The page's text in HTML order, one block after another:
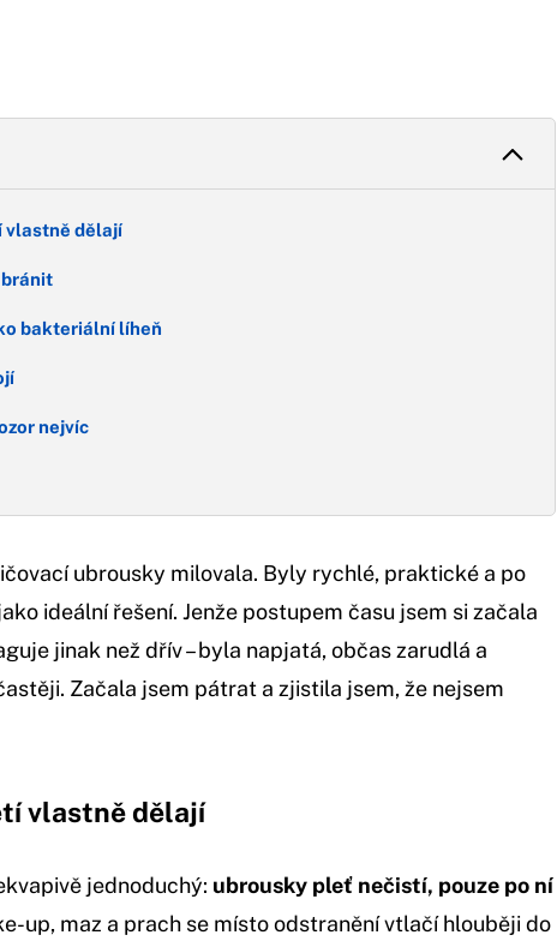
vlastně dělají
bránit
bakteriální líheň
nejvíc
ubrousky milovala. Byly rychlé, praktické a po
ideální řešení. Jenže postupem času jsem si začala
jinak než dřív – byla napjatá, občas zarudlá a
Začala jsem pátrat a zjistila jsem, že nejsem
vlastně dělají
jednoduchý: ubrousky pleť nečistí, pouze po ní
up, maz a prach se místo odstranění vtlačí hlouběji do